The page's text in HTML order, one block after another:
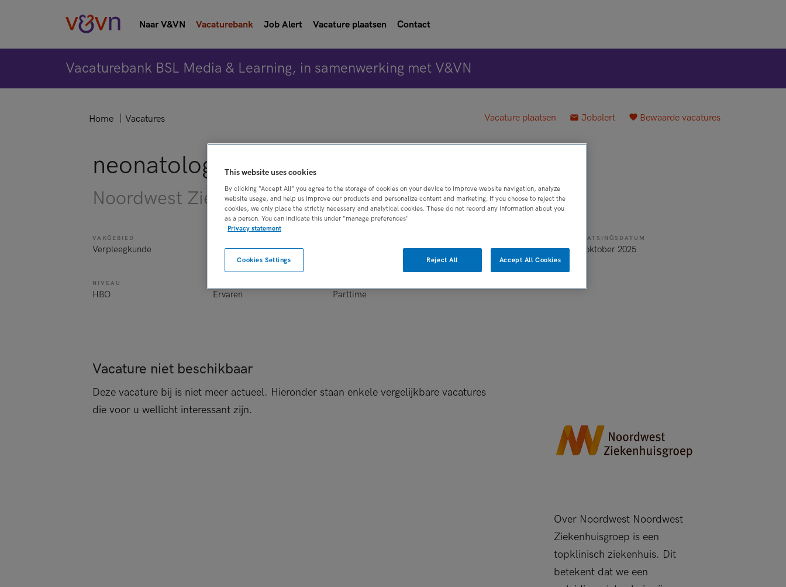
Naar V&VN Vacaturebank Job Alert Vacature plaatsen Contact
Vacaturebank BSL Media & Learning, in samenwerking met V&VN
Vacature plaatsen Jobalert Bewaarde vacatures
Home Vacatures
neonatologie verpleegkundige
Noordwest Ziekenhuisgroep, Alkmaar
VAKGEBIED
Verpleegkunde Neonatologie verpleegkundige Vaste aanstelling
PLAATSINGSDATUM
25 oktober 2025
NIVEAU
HBO Ervaren Parttime
Vacature niet beschikbaar
Deze vacature bij is niet meer actueel. Hieronder staan enkele vergelijkbare vacatures
die voor u wellicht interessant zijn.
Over Noordwest Noordwest
Ziekenhuisgroep is een
topklinisch ziekenhuis. Dit
betekent dat we een
This website uses cookies
By clicking “Accept All” you agree to the storage of cookies on your device to improve website navigation, analyze
website usage, and help us improve our products and personalize content and marketing. If you choose to reject the
cookies, we only place the strictly necessary and analytical cookies. These do not record any information about you
as a person. You can indicate this under "manage preferences"
Privacy statement
Reject All Accept All Cookies
Cookies Settings